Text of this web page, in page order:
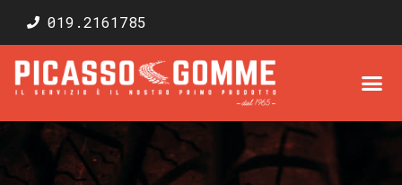
019.2161785